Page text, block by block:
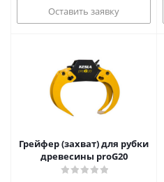
Оставить заявку
Грейфер (захват) для рубки
древесины proG20